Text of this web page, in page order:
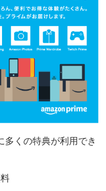
多くの特典が利用でき